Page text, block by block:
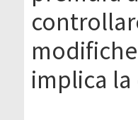
implica